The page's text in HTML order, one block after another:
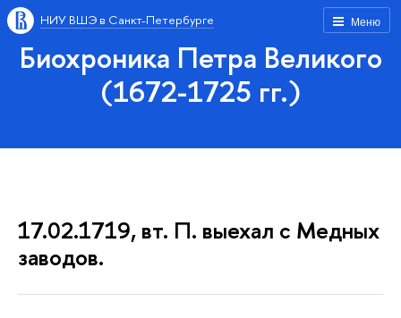
Меню
НИУ ВШЭ в Санкт-Петербурге
Биохроника Петра Великого
(1672-1725 гг.)
17.02.1719, вт. П. выехал с Медных
заводов.